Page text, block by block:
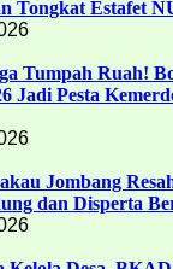
Tongkat Estafet
Tumpah Ruah!
Jadi Pesta
Jombang
dan Disperta